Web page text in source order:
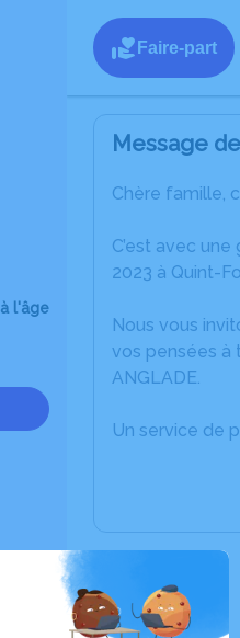
l'âge
Faire-part
Message
Chère famille,
C’est avec
2023 à Quint-
Nous vous
vos pensées à
ANGLADE.
Un service de